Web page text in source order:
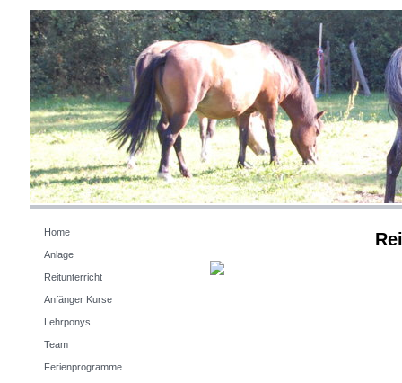
Home
Anlage
Reitunterricht
Anfänger Kurse
Lehrponys
Team
Ferienprogramme